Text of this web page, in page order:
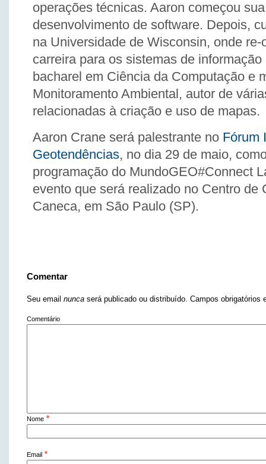
operações técnicas. Aaron começou
desenvolvimento de software. Depois,
na Universidade de Wisconsin, onde re-
carreira para os sistemas de
bacharel em Ciência da Computação e
Monitoramento Ambiental, autor de
relacionadas à criação e uso de mapas.
Aaron Crane será palestrante no Fórum
Geotendências, no dia 29 de maio,
programação do MundoGEO#Connect
evento que será realizado no Centro de
Caneca, em São Paulo (SP).
Comentar
Seu email nunca será publicado ou distribuído. Campos
Comentário
Nome *
Email *